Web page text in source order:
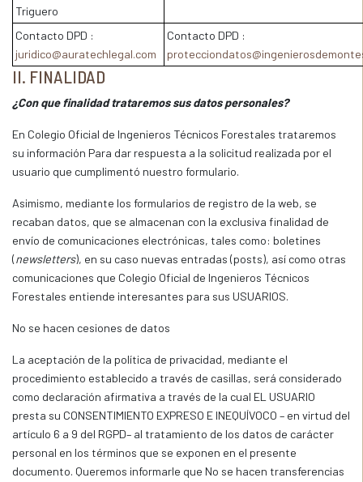
Triguero
Contacto DPD :
juridico@auratechlegal.com
Contacto DPD :
II. FINALIDAD
¿Con que finalidad trataremos sus datos personales?
En Colegio Oficial de Ingenieros Técnicos Forestales trataremos
su información Para dar respuesta a la solicitud realizada por el
usuario que cumplimentó nuestro formulario.
Asimismo, mediante los formularios de registro de la web, se
recaban datos, que se almacenan con la exclusiva finalidad de
envío de comunicaciones electrónicas, tales como: boletines
(newsletters), en su caso nuevas entradas (posts), así como otras
comunicaciones que Colegio Oficial de Ingenieros Técnicos
Forestales entiende interesantes para sus USUARIOS.
No se hacen cesiones de datos
La aceptación de la política de privacidad, mediante el
procedimiento establecido a través de casillas, será considerado
como declaración afirmativa a través de la cual EL USUARIO
presta su CONSENTIMIENTO EXPRESO E INEQUÍVOCO – en virtud del
artículo 6 a 9 del RGPD– al tratamiento de los datos de carácter
personal en los términos que se exponen en el presente
documento. Queremos informarle que No se hacen transferencias